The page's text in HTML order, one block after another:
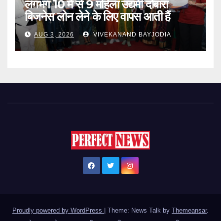
लगभग 10 में से 9 महिला उद्यमी दोबारा
बिजनेस लोन लेने के लिए वापस आती हैं
AUG 3, 2026 VIVEKANAND BAYJODIA
Proudly powered by WordPress | Theme: News Talk by Themeansar.